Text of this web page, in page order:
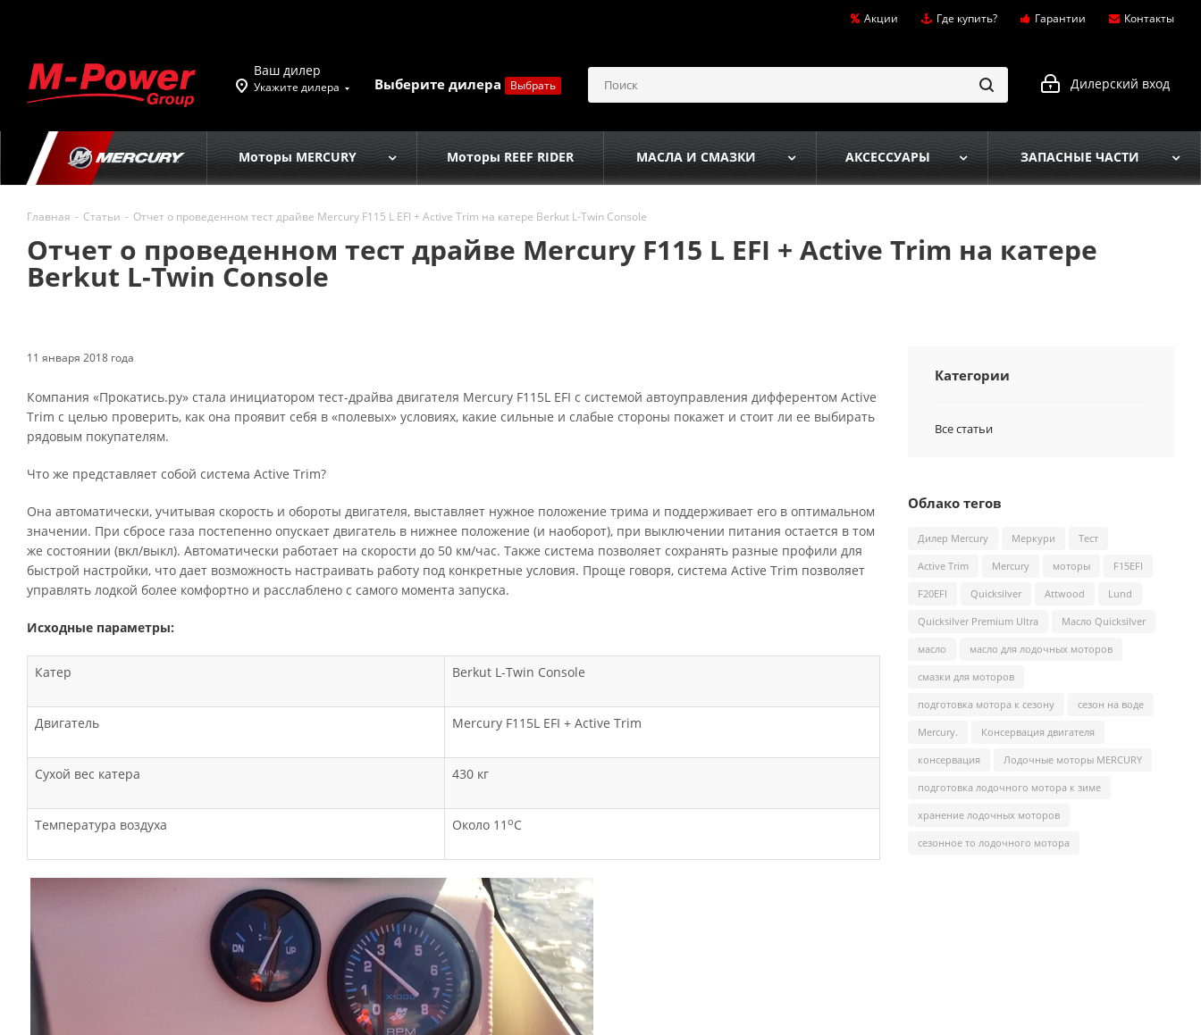
Акции Где купить? Гарантии Контакты
Ваш дилер
Укажите дилера Выберите дилера Выбрать Дилерский вход
Моторы MERCURY Моторы REEF RIDER МАСЛА И СМАЗКИ АКСЕССУАРЫ ЗАПАСНЫЕ ЧАСТИ
Главная - Статьи - Отчет о проведенном тест драйве Mercury F115 L EFI + Active Trim на катере Berkut L-Twin Console
Отчет о проведенном тест драйве Mercury F115 L EFI + Active Trim на катере
Berkut L-Twin Console
11 января 2018 года
Компания «Прокатись.ру» стала инициатором тест-драйва двигателя Mercury F115L EFI с системой автоуправления дифферентом Active
Trim с целью проверить, как она проявит себя в «полевых» условиях, какие сильные и слабые стороны покажет и стоит ли ее выбирать
рядовым покупателям.
Что же представляет собой система Active Trim?
Она автоматически, учитывая скорость и обороты двигателя, выставляет нужное положение трима и поддерживает его в оптимальном
значении. При сбросе газа постепенно опускает двигатель в нижнее положение (и наоборот), при выключении питания остается в том
же состоянии (вкл/выкл). Автоматически работает на скорости до 50 км/час. Также система позволяет сохранять разные профили для
быстрой настройки, что дает возможность настраивать работу под конкретные условия. Проще говоря, система Active Trim позволяет
управлять лодкой более комфортно и расслаблено с самого момента запуска.
Исходные параметры:
Катер Berkut L-Twin Console
Двигатель Mercury F115L EFI + Active Trim
Сухой вес катера 430 кг
Температура воздуха Около 11 оС
Категории
Все статьи
Облако тегов
Дилер Mercury Меркури Тест
Active Trim Mercury моторы F15EFI
F20EFI Quicksilver Attwood Lund
Quicksilver Premium Ultra Масло Quicksilver
масло масло для лодочных моторов
смазки для моторов
подготовка мотора к сезону сезон на воде
Mercury. Консервация двигателя
консервация Лодочные моторы MERCURY
подготовка лодочного мотора к зиме
хранение лодочных моторов
сезонное то лодочного мотора